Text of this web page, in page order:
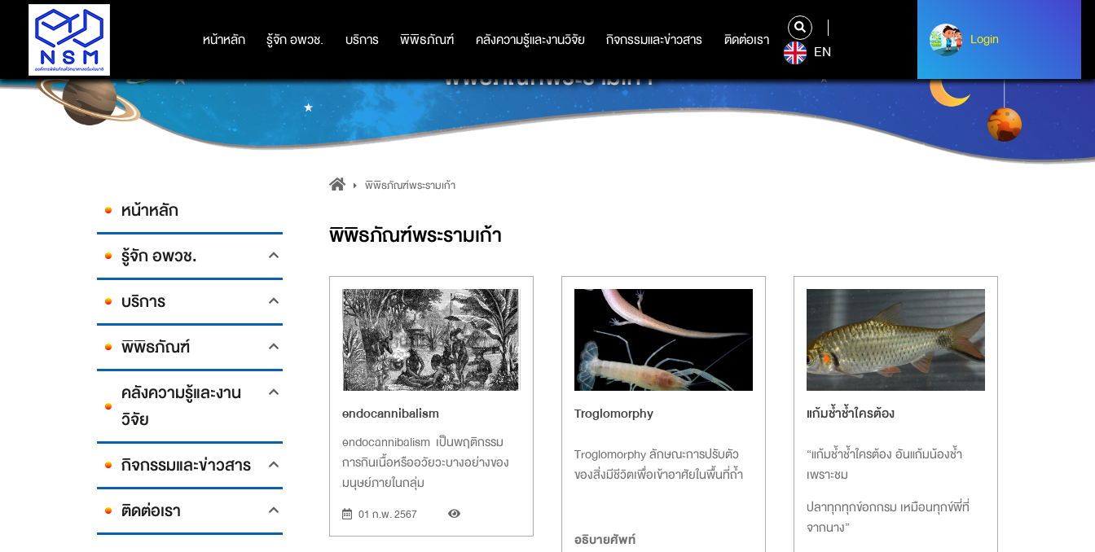
หน้าหลัก รู้จัก อพวช. บริการ พิพิธภัณฑ์ คลังความรู้และงานวิจัย กิจกรรมและข่าวสาร ติดต่อเรา
หน้าหลัก รู้จัก อพวช. บริการ พิพิธภัณฑ์ คลังความรู้และงานวิจัย กิจกรรมและข่าวสาร ติดต่อเรา
EN
Login
Albert Einstein
พิพิธภัณฑ์พระรามเก้า
หน้าหลัก
รู้จัก อพวช.
บริการ
พิพิธภัณฑ์
คลังความรู้และงาน
วิจัย
กิจกรรมและข่าวสาร
ติดต่อเรา
พิพิธภัณฑ์พระรามเก้า
พิพิธภัณฑ์พระรามเก้า
endocannibalism
endocannibalism เป็นพฤติกรรม
การกินเนื้อหรืออวัยวะบางอย่างของ
มนุษย์ภายในกลุ่ม
01 ก.พ. 2567
Troglomorphy
Troglomorphy ลักษณะการปรับตัว
ของสิ่งมีชีวิตเพื่อเข้าอาศัยในพื้นที่ถ้ำ
อธิบายศัพท์
แก้มช้ำช้ำใครต้อง
“แก้มช้ำช้ำใครต้อง อันแก้มน้องช้ำ
เพราะชม
ปลาทุกทุกข์อกกรม เหมือนทุกข์พี่ที่
จากนาง”